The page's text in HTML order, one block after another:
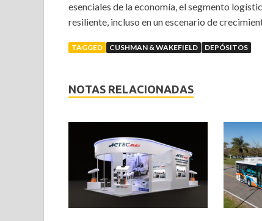
esenciales de la economía, el segmento
resiliente, incluso en un escenario de
TAGGED CUSHMAN & WAKEFIELD DEPÓSITOS
NOTAS RELACIONADAS